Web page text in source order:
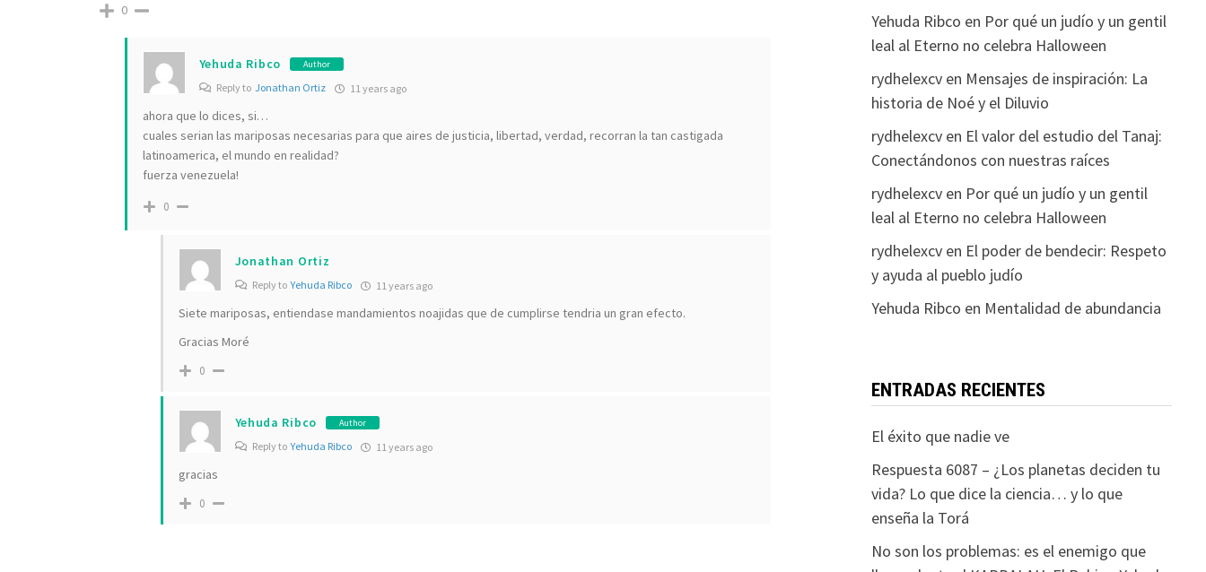
0
Yehuda Ribco Author
Reply to Jonathan Ortiz 11 years ago
ahora que lo dices, si…
cuales serian las mariposas necesarias para que aires de justicia, libertad, verdad, recorran la tan castigada
latinoamerica, el mundo en realidad?
fuerza venezuela!
0
Jonathan Ortiz
Reply toYehuda Ribco 11 years ago
Siete mariposas, entiendase mandamientos noajidas que de cumplirse tendria un gran efecto.
Gracias Moré
0
Yehuda Ribco Author
Reply toYehuda Ribco 11 years ago
gracias
0
Yehuda Ribco en Por qué un judío y un gentil
leal al Eterno no celebra Halloween
rydhelexcven Mensajes de inspiración: La
historia de Noé y el Diluvio
rydhelexcven El valor del estudio del Tanaj:
Conectándonos con nuestras raíces
rydhelexcven Por qué un judío y un gentil
leal al Eterno no celebra Halloween
rydhelexcven El poder de bendecir: Respeto
y ayuda al pueblo judío
Yehuda Ribco en Mentalidad de abundancia
ENTRADAS RECIENTES
El éxito que nadie ve
Respuesta 6087 – ¿Los planetas deciden tu
vida? Lo que dice la ciencia… y lo que
enseña la Torá
No son los problemas: es el enemigo que